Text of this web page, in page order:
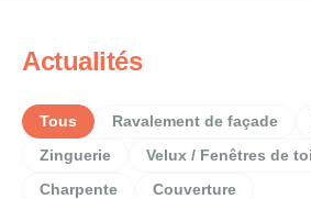
Actualités
Tous Ravalement de façade
Zinguerie Velux / Fenêtres de
Charpente Couverture